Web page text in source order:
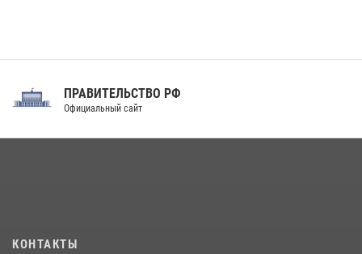
Праздник «Один день с Росгвардией» к 105-летию Центрального
ПРАВИТЕЛЬСТВО РФ
Официальный сайт
КОНТАКТЫ